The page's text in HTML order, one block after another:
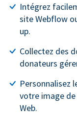
Intégrez
site Webflow
up.
Collectez des
donateurs
Personnalisez
votre image
Web.